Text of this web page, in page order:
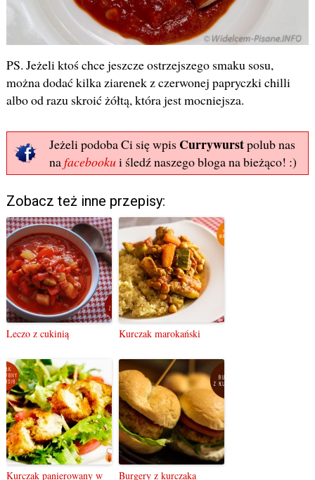
PS. Jeżeli ktoś chce jeszcze ostrzejszego smaku sosu,
można dodać kilka ziarenek z czerwonej papryczki chilli
albo od razu skroić żółtą, która jest mocniejsza.
Jeżeli podoba Ci się wpis Currywurstpolub nas
nafacebookui śledź naszego bloga na bieżąco! :)
Zobacz też inne przepisy:
Leczo z cukinią Kurczak marokański
Kurczak panierowany w
Burgery z kurczaka